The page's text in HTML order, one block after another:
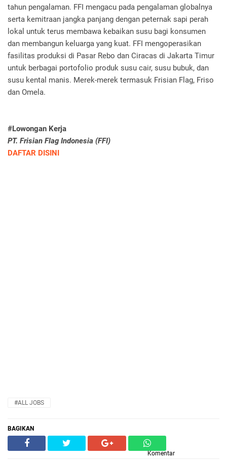
tahun pengalaman. FFI mengacu pada pengalaman globalnya
serta kemitraan jangka panjang dengan peternak sapi perah
lokal untuk terus membawa kebaikan susu bagi konsumen
dan membangun keluarga yang kuat. FFI mengoperasikan
fasilitas produksi di Pasar Rebo dan Ciracas di Jakarta Timur
untuk berbagai portofolio produk susu cair, susu bubuk, dan
susu kental manis. Merek-merek termasuk Frisian Flag, Friso
dan Omela.
#Lowongan Kerja
PT. Frisian Flag Indonesia (FFI)
DAFTAR DISINI
#ALL JOBS
BAGIKAN
Komentar